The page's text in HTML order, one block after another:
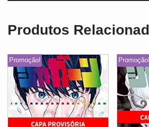
Produtos
Promoção! Promoção!